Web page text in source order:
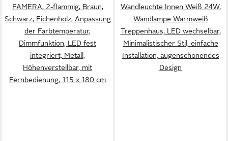
FAMERA, 2-flammig, Braun,
Schwarz, Eichenholz, Anpassung
der Farbtemperatur,
Dimmfunktion, LED fest
integriert, Metall,
Höhenverstellbar, mit
Fernbedienung, 115 x 180 cm
Wandleuchte Innen Weiß 24W,
Wandlampe Warmweiß
Treppenhaus, LED wechselbar,
Minimalistischer Stil, einfache
Installation, augenschonendes
Design